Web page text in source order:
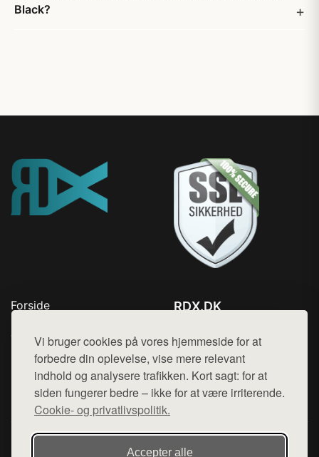
Vi bruger cookies på vores hjemmeside for at
forbedre din oplevelse, vise mere relevant
indhold og analysere trafikken. Kort sagt: for at
siden fungerer bedre – ikke for at være irriterende.
Cookie- og privatlivspolitik.
Accepter alle
Black?
Forside
Top Rabatter
Blog
Kontakt
RDX.DK
Mail: hej@want.dk
Cookie- og privatlivspolitik
Denne side er en del af want.dk, der udgiver en række